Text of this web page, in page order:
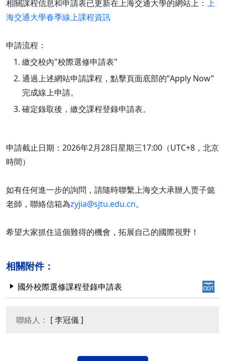
相關課程信息和申請表已更新在上海交通大學的網站上： 上
海交通大學春季線上課程資訊
申請流程：
繳交校內"校際選修申請表"
通過上述網站申請課程，點擊頁面底部的“Apply Now”
完成線上申請。
確定錄取後，繳交課程登錄申請表。
申請截止日期：2026年2月28日星期三17:00（UTC+8，北京
時間）
如有任何進一步的詢問，請隨時聯繫上海交大承辦人贾子懿
老師，聯絡信箱為zyjia@sjtu.edu.cn。
希望大家抓住這個難得的機會，拓展自己的國際視野！
相關附件：
國外校際選修課程登錄申請表
聯絡人： [ 李冠儀 ]